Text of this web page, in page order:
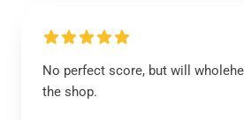
No perfect score, but will
the shop.